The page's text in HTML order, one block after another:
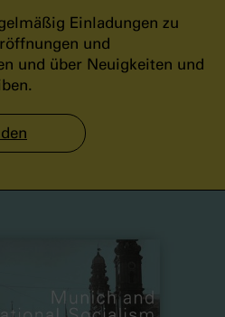
Einladungen zu
und
und über Neuigkeiten und